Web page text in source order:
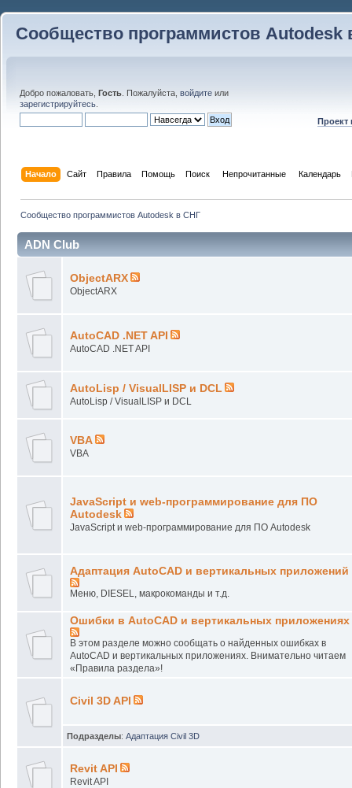
Сообщество программистов Autodesk
Добро пожаловать, Гость . Пожалуйста, войдите или
зарегистрируйтесь
Проект
Начало Сайт Правила Помощь Поиск Непрочитанные Календарь
Сообщество программистов Autodesk в СНГ
ADN Club
ObjectARX
ObjectARX
AutoCAD .NET API
AutoCAD .NET API
AutoLisp / VisualLISP и DCL
AutoLisp / VisualLISP и DCL
VBA
VBA
JavaScript и web-программирование для ПО
Autodesk
JavaScript и web-программирование для ПО Autodesk
Адаптация AutoCAD и вертикальных приложений
Меню, DIESEL, макрокоманды и т.д.
Ошибки в AutoCAD и вертикальных приложениях
В этом разделе можно сообщать о найденных ошибках в
AutoCAD и вертикальных приложениях. Внимательно читаем
«Правила раздела»!
Civil 3D API
Подразделы: Адаптация Civil 3D
Revit API
Revit API